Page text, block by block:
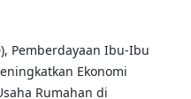
Pemberdayaan Ibu-Ibu
Ekonomi
Rumahan di